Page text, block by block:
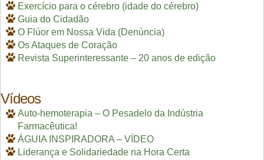
Exercício para o cérebro (idade do cérebro)
Guia do Cidadão
O Flúor em Nossa Vida (Denúncia)
Os Ataques de Coração
Revista Superinteressante – 20 anos de edição
Vídeos
Auto-hemoterapia – O Pesadelo da Indústria
Farmacêutica!
ÁGUIA INSPIRADORA – VÍDEO
Liderança e Solidariedade na Hora Certa